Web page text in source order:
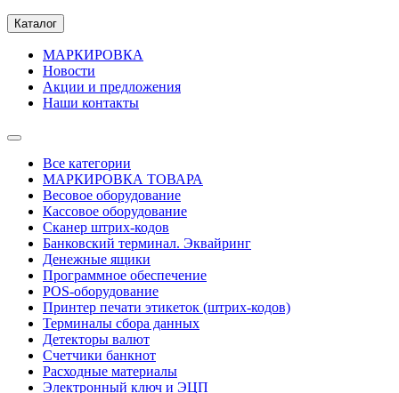
Каталог
МАРКИРОВКА
Новости
Акции и предложения
Наши контакты
Все категории
МАРКИРОВКА ТОВАРА
Весовое оборудование
Кассовое оборудование
Сканер штрих-кодов
Банковский терминал. Эквайринг
Денежные ящики
Программное обеспечение
POS-оборудование
Принтер печати этикеток (штрих-кодов)
Терминалы сбора данных
Детекторы валют
Счетчики банкнот
Расходные материалы
Электронный ключ и ЭЦП